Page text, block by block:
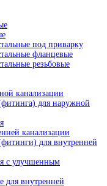
под приварку
фланцевые
резьбовые
канализации
для наружной
канализации
для внутренней
с улучшенным
для внутренней